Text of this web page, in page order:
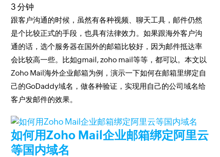
3 分钟
跟客户沟通的时候，虽然有各种视频、聊天工具，邮件仍然
是个比较正式的手段，也具有法律效力。如果跟海外客户沟
通的话，选个服务器在国外的邮箱比较好，因为邮件抵达率
会比较高一些。比如gmail, zoho mail等等，都可以。本文以
Zoho Mail海外企业邮箱为例，演示一下如何在邮箱里绑定自
己的GoDaddy域名，做各种验证，实现用自己的公司域名给
客户发邮件的效果。
如何用Zoho Mail企业邮箱绑定阿里云
等国内域名